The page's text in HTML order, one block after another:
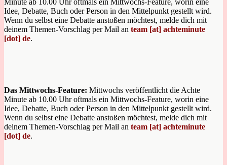
Idee, Debatte, Buch oder Person in den Mittelpunkt gestellt wird.
Wenn du selbst eine Debatte anstoßen möchtest, melde dich mit
deinem Themen-Vorschlag per Mail an team [at] achteminute
[dot] de.
Das Mittwochs-Feature: Mittwochs veröffentlicht die Achte
Minute ab 10.00 Uhr oftmals ein Mittwochs-Feature, worin eine
Idee, Debatte, Buch oder Person in den Mittelpunkt gestellt wird.
Wenn du selbst eine Debatte anstoßen möchtest, melde dich mit
deinem Themen-Vorschlag per Mail an team [at] achteminute
[dot] de.